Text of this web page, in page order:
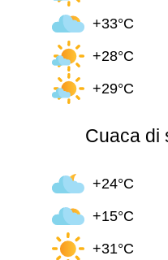
+33°C
+28°C
+29°C
Cuaca di
+24°C
+15°C
+31°C